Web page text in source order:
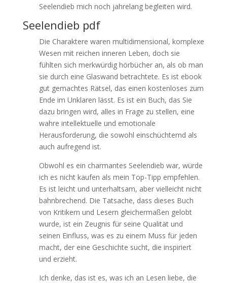
Seelendieb mich noch jahrelang begleiten wird.
Seelendieb pdf
Die Charaktere waren multidimensional, komplexe
Wesen mit reichen inneren Leben, doch sie
fühlten sich merkwürdig hörbücher an, als ob man
sie durch eine Glaswand betrachtete. Es ist ebook
gut gemachtes Rätsel, das einen kostenloses zum
Ende im Unklaren lässt. Es ist ein Buch, das Sie
dazu bringen wird, alles in Frage zu stellen, eine
wahre intellektuelle und emotionale
Herausforderung, die sowohl einschüchternd als
auch aufregend ist.
Obwohl es ein charmantes Seelendieb war, würde
ich es nicht kaufen als mein Top-Tipp empfehlen.
Es ist leicht und unterhaltsam, aber vielleicht nicht
bahnbrechend. Die Tatsache, dass dieses Buch
von Kritikern und Lesern gleichermaßen gelobt
wurde, ist ein Zeugnis für seine Qualität und
seinen Einfluss, was es zu einem Muss für jeden
macht, der eine Geschichte sucht, die inspiriert
und erzieht.
Ich denke, das ist es, was ich an Lesen liebe, die